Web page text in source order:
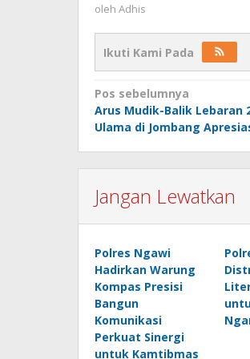
oleh Adhis
Ikuti Kami Pada
Navigasi
pos
Pos sebelumnya
Arus Mudik-Balik Lebaran
Ulama di Jombang
Jangan Lewatkan
Polres Ngawi
Hadirkan Warung
Kompas Presisi
Bangun
Komunikasi
Perkuat Sinergi
untuk Kamtibmas